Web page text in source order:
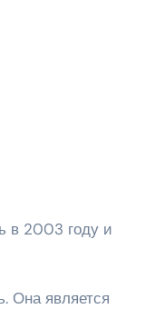
в 2003 году и
Она является